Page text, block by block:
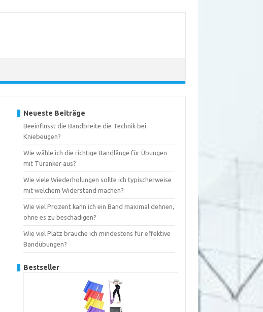
Neueste Beiträge
Beeinflusst die Bandbreite die Technik bei
Kniebeugen?
Wie wähle ich die richtige Bandlänge für Übungen
mit Türanker aus?
Wie viele Wiederholungen sollte ich typischerweise
mit welchem Widerstand machen?
Wie viel Prozent kann ich ein Band maximal dehnen,
ohne es zu beschädigen?
Wie viel Platz brauche ich mindestens für effektive
Bandübungen?
Bestseller